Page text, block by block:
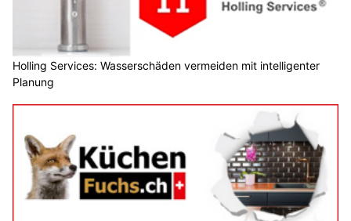
Holling Services: Wasserschäden vermeiden mit intelligenter
Planung